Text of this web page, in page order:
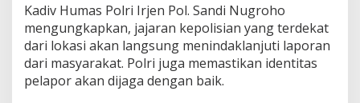
u
i
C
a
l
l
Kadiv Humas Polri Irjen Pol. Sandi Nugroho
mengungkapkan, jajaran kepolisian yang terdekat
dari lokasi akan langsung menindaklanjuti laporan
dari masyarakat. Polri juga memastikan identitas
pelapor akan dijaga dengan baik.